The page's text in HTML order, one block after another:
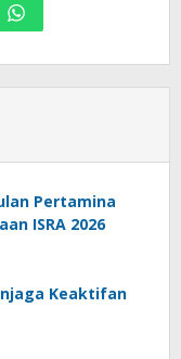
Pertamina
ISRA 2026
Keaktifan